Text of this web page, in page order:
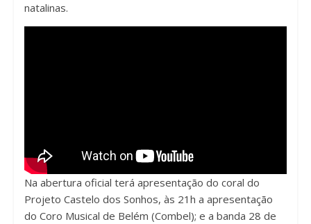
natalinas.
Na abertura oficial terá apresentação do coral do
Projeto Castelo dos Sonhos, às 21h a apresentação
do Coro Musical de Belém (Combel); e a banda 28 de